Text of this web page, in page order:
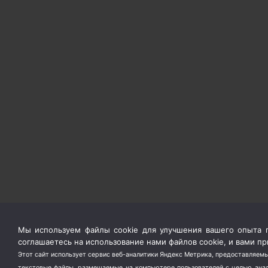
Мы используем файлы cookie для улучшения вашего опыта
соглашаетесь на использование нами файлов cookie, и вами
Этот сайт использует сервис веб-аналитики Яндекс Метрика,